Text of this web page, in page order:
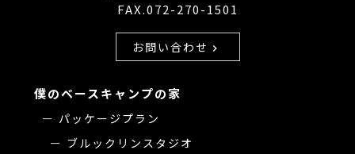
FAX.072-270-1501
お問い合わせ chevron_right
僕のベースキャンプの家
パッケージプラン
ブルックリンスタジオ